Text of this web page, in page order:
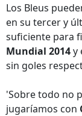
Los Bleus
en su tercer y
suficiente para
Mundial 2014y
sin goles
'Sobre todo no
jugaríamos con